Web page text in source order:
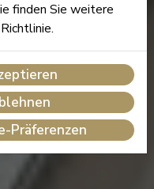
finden Sie weitere
Präferenzen